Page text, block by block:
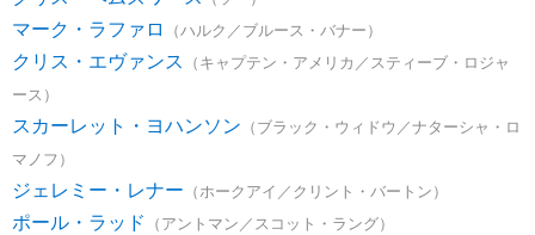
マーク・ラファロ （ハルク／ブルース・バナー）
クリス・エヴァンス （キャプテン・アメリカ／スティーブ・ロジャ
ース）
スカーレット・ヨハンソン （ブラック・ウィドウ／ナターシャ・ロ
マノフ）
ジェレミー・レナー （ホークアイ／クリント・バートン）
ポール・ラッド （アントマン／スコット・ラング）